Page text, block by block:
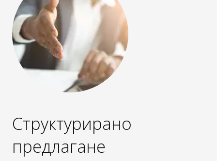
Структурирано
предлагане